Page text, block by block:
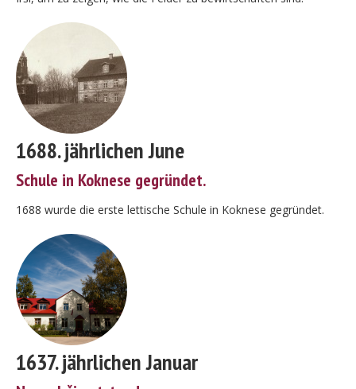
1688. jährlichen June
Schule in Koknese gegründet.
1688 wurde die erste lettische Schule in Koknese gegründet.
1637. jährlichen Januar